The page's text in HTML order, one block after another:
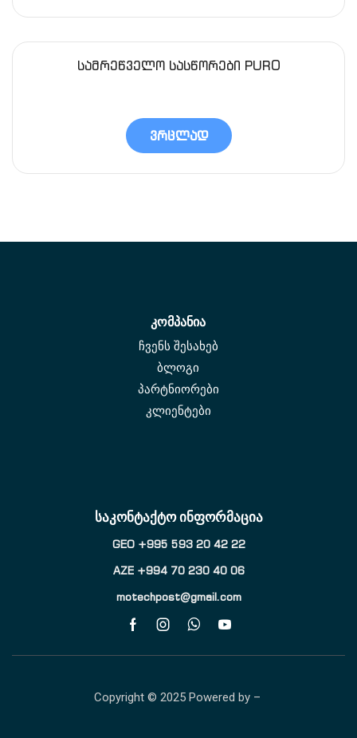
სამრეწველო სასწორები PURO
ვრცლად
კომპანია
ჩვენს შესახებ
ბლოგი
პარტნიორები
კლიენტები
საკონტაქტო ინფორმაცია
GEO +995 593 20 42 22
AZE +994 70 230 40 06
motechpost@gmail.com
Copyright © 2025 Powered by –